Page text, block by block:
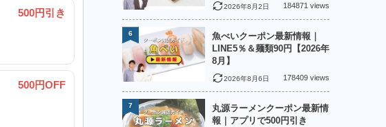
500円引き
500円OFF
2026年8月2日 184871 views
魚べいクーポン最新情報｜
LINE5％＆麺類90円【2026年
8月】
2026年8月6日 178409 views
6
丸源ラーメンクーポン最新情
報｜アプリで500円引き
7